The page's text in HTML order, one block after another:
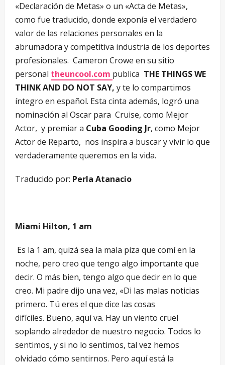
«Declaración de Metas» o un «Acta de Metas»,
como fue traducido, donde exponía el verdadero
valor de las relaciones personales en la
abrumadora y competitiva industria de los deportes
profesionales. Cameron Crowe en su sitio
personal theuncool.com publica THE THINGS WE
THINK AND DO NOT SAY, y te lo compartimos
íntegro en español. Esta cinta además, logró una
nominación al Oscar para Cruise, como Mejor
Actor, y premiar a Cuba Gooding Jr, como Mejor
Actor de Reparto, nos inspira a buscar y vivir lo que
verdaderamente queremos en la vida.
Traducido por: Perla Atanacio
Miami Hilton, 1 am
Es la 1 am, quizá sea la mala piza que comí en la
noche, pero creo que tengo algo importante que
decir. O más bien, tengo algo que decir en lo que
creo. Mi padre dijo una vez, «Di las malas noticias
primero. Tú eres el que dice las cosas
difíciles. Bueno, aquí va. Hay un viento cruel
soplando alrededor de nuestro negocio. Todos lo
sentimos, y si no lo sentimos, tal vez hemos
olvidado cómo sentirnos. Pero aquí está la